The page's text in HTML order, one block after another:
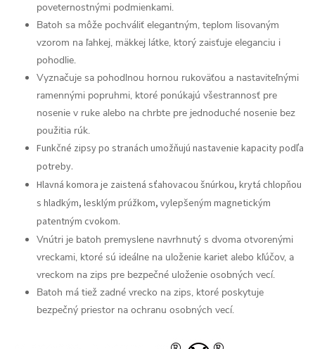
poveternostnými podmienkami.
Batoh sa môže pochváliť elegantným, teplom lisovaným
vzorom na ľahkej, mäkkej látke, ktorý zaisťuje eleganciu i
pohodlie.
Vyznačuje sa pohodlnou hornou rukoväťou a nastaviteľnými
ramennými popruhmi, ktoré ponúkajú všestrannosť pre
nosenie v ruke alebo na chrbte pre jednoduché nosenie bez
použitia rúk.
Funkčné zipsy po stranách umožňujú nastavenie kapacity podľa
potreby.
Hlavná komora je zaistená sťahovacou šnúrkou, krytá chlopňou
s hladkým, lesklým prúžkom, vylepšeným magnetickým
patentným cvokom.
Vnútri je batoh premyslene navrhnutý s dvoma otvorenými
vreckami, ktoré sú ideálne na uloženie kariet alebo kľúčov, a
vreckom na zips pre bezpečné uloženie osobných vecí.
Batoh má tiež zadné vrecko na zips, ktoré poskytuje
bezpečný priestor na ochranu osobných vecí.